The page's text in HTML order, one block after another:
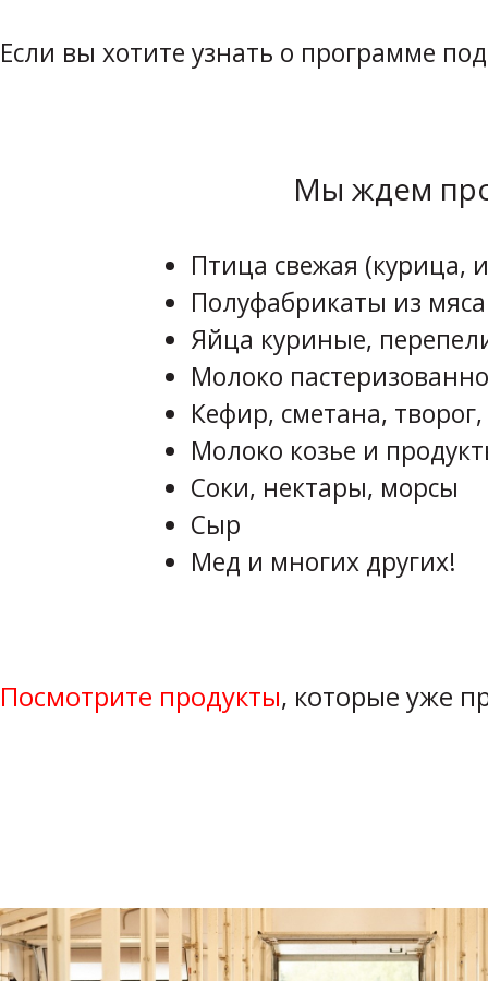
Если вы хотите узнать о программе
Мы ждем
Птица свежая (курица,
Полуфабрикаты из
Яйца куриные,
Молоко
Кефир, сметана, творог,
Молоко козье и
Соки, нектары, морсы
Сыр
Мед и многих других!
Посмотрите продукты, которые уже